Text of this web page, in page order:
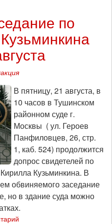
по
В пятницу, 21 августа, в
10 часов в Тушинском
районном суде г.
Москвы ( ул. Героев
Панфиловцев, 26, стр.
1, каб. 524) продолжится
допрос свидетелей по
Кузьминкина. В
обвиняемого заседание
но в здание суда можно